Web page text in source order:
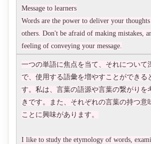
Message to learners
Words are the power to deliver your
others. Don't be afraid of making mistakes,
feeling of conveying your message.
一つの単語に焦点を当て、それについて
で、使用する語彙を増やすことができる
す。私は、言葉の語源や言葉の繋がりを
きです。また、それぞれの言葉の持つ意
ことに興味があります。
I like to study the etymology of words,